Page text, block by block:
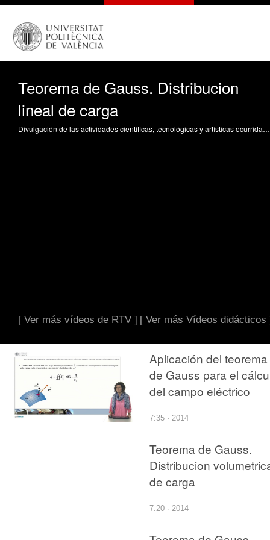
Teorema de Gauss. Distribucion
lineal de carga
Divulgación de las actividades científicas, tecnológicas y artísticas ocurridas en los tres campus de la UPV
[ Ver más vídeos de RTV ] [ Ver más Vídeos didácticos
Aplicación del teorema
de Gauss para el
del campo eléctrico
creado por una
distribución lineal de
7:35 · 2014
Teorema de Gauss.
Distribucion
de carga
7:20 · 2014